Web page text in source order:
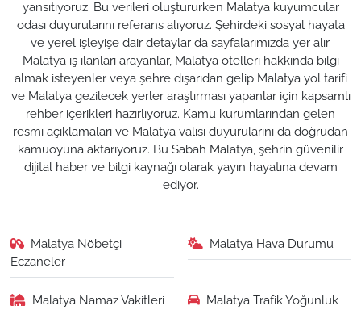
yansıtıyoruz. Bu verileri oluştururken Malatya kuyumcular
odası duyurularını referans alıyoruz. Şehirdeki sosyal hayata
ve yerel işleyişe dair detaylar da sayfalarımızda yer alır.
Malatya iş ilanları arayanlar, Malatya otelleri hakkında bilgi
almak isteyenler veya şehre dışarıdan gelip Malatya yol tarifi
ve Malatya gezilecek yerler araştırması yapanlar için kapsamlı
rehber içerikleri hazırlıyoruz. Kamu kurumlarından gelen
resmi açıklamaları ve Malatya valisi duyurularını da doğrudan
kamuoyuna aktarıyoruz. Bu Sabah Malatya, şehrin güvenilir
dijital haber ve bilgi kaynağı olarak yayın hayatına devam
ediyor.
Malatya Nöbetçi
Eczaneler
Malatya Hava Durumu
Malatya Namaz Vakitleri
Malatya Trafik Yoğunluk